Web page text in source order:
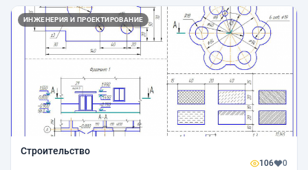
ИНЖЕНЕРИЯ И ПРОЕКТИРОВАНИЕ
Строительство
106 0